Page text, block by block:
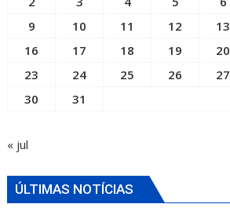
9
10 11 12 13
16
17 18 19 20
23
24 25 26 27
30
31
« jul
ÚLTIMAS NOTÍCIAS